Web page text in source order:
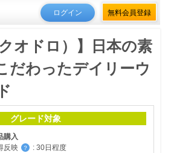
ログイン 無料会員登録
オドロ）】日本の素
だわったデイリーウ
グレード対象
購入
反映
？ : 30日程度